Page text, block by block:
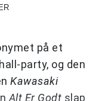
på et
party, og den
Kawasaki
Alt Er Godt slap